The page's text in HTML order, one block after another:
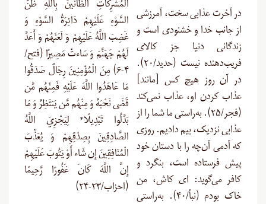
در آخرت عذابی سخت، آمرزشی
از جانب خدا و خشنودی است و
زندگانی دنیا جز کالای
فریب‌دهنده نیست (حدید/۲۰).
در آن روز هیچ کس [مانند]
عذاب‌ کردن او، عذاب نمی‌کند
(فجر/۲۵). به‌راستی ما شما را از
عذابی نزدیک، بیم دادیم. روزی
که آدمی آن‌چه را با دستان خود
پیش فرستاده است، بنگرد و
کافر می‌گوید: ای کاش، من
خاک بودم (نبأ/۴۰). به‌راستی
الْمُشْرِكَاتِ الظَّانِّينَ بِاللَّهِ ظَنَّ
السَّوْءِ عَلَيْهِمْ دَائِرَةُ السَّوْءِ وَ
غَضِبَ اللَّهُ عَلَيْهِمْ وَ لَعَنَهُمْ وَ أَعَدَّ
لَهُمْ جَهَنَّمَ وَ سَاءتْ مَصِيرًا (فتح/
۴-۶) مِنَ الْمُؤْمِنِينَ رِجَالٌ صَدَقُوا
مَا عَاهَدُوا اللَّهَ عَلَيْهِ فَمِنْهُم مَّن
قَضَى نَحْبَهُ وَ مِنْهُم مَّن يَنتَظِرُ وَ مَا
بَدَّلُوا تَبْدِيلًا* لِيَجْزِيَ اللَّهُ
الصَّادِقِينَ بِصِدْقِهِمْ وَ يُعَذِّبَ
الْمُنَافِقِينَ إِن شَاء أَوْ يَتُوبَ عَلَيْهِمْ
إِنَّ اللَّهَ كَانَ غَفُورًا رَّحِيمًا
(احزاب/۲۳-۲۴)